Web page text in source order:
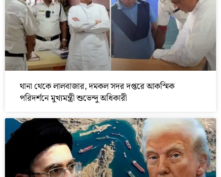
থানা থেকে লালবাজার, দমকল সদর দপ্তরে আকস্মিক
পরিদর্শনে মুখ্যমন্ত্রী শুভেন্দু অধিকারী